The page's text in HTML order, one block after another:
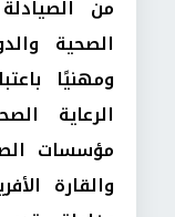
من
الصحية
ومهنيًا
الرعاية
مؤسسات
والقارة